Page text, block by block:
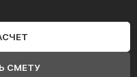
СМЕТУ